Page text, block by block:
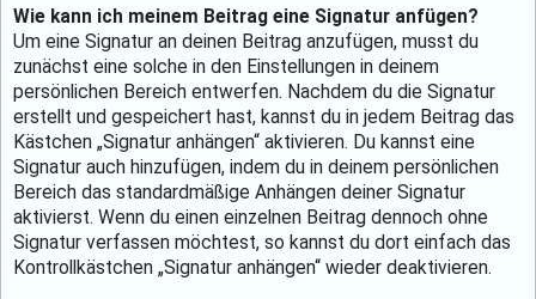
Wie kann ich meinem Beitrag eine Signatur anfügen?
Um eine Signatur an deinen Beitrag anzufügen, musst du
zunächst eine solche in den Einstellungen in deinem
persönlichen Bereich entwerfen. Nachdem du die Signatur
erstellt und gespeichert hast, kannst du in jedem Beitrag das
Kästchen „Signatur anhängen“ aktivieren. Du kannst eine
Signatur auch hinzufügen, indem du in deinem persönlichen
Bereich das standardmäßige Anhängen deiner Signatur
aktivierst. Wenn du einen einzelnen Beitrag dennoch ohne
Signatur verfassen möchtest, so kannst du dort einfach das
Kontrollkästchen „Signatur anhängen“ wieder deaktivieren.